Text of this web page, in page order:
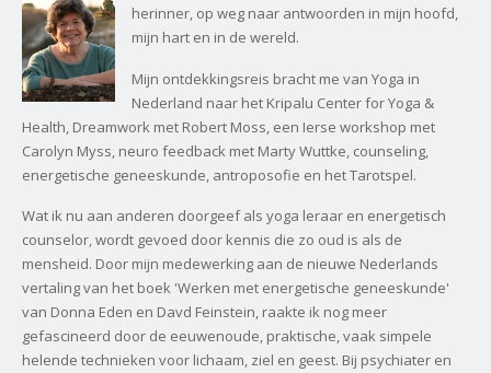
herinner, op weg naar antwoorden in mijn hoofd,
mijn hart en in de wereld.
Mijn ontdekkingsreis bracht me van Yoga in
Nederland naar het Kripalu Center for Yoga &
Health, Dreamwork met Robert Moss, een Ierse workshop met
Carolyn Myss, neuro feedback met Marty Wuttke, counseling,
energetische geneeskunde, antroposofie en het Tarotspel.
Wat ik nu aan anderen doorgeef als yoga leraar en energetisch
counselor, wordt gevoed door kennis die zo oud is als de
mensheid. Door mijn medewerking aan de nieuwe Nederlands
vertaling van het boek 'Werken met energetische geneeskunde'
van Donna Eden en Davd Feinstein, raakte ik nog meer
gefascineerd door de eeuwenoude, praktische, vaak simpele
helende technieken voor lichaam, ziel en geest. Bij psychiater en